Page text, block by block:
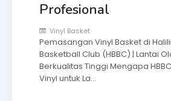
Profesional
Vinyl Basket
Pemasangan Vinyl Basket di
Basketball Club (HBBC) | Lantai
Berkualitas Tinggi Mengapa
Vinyl untuk La…